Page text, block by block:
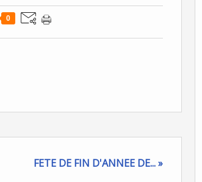
0
FETE DE FIN D'ANNEE DE... »